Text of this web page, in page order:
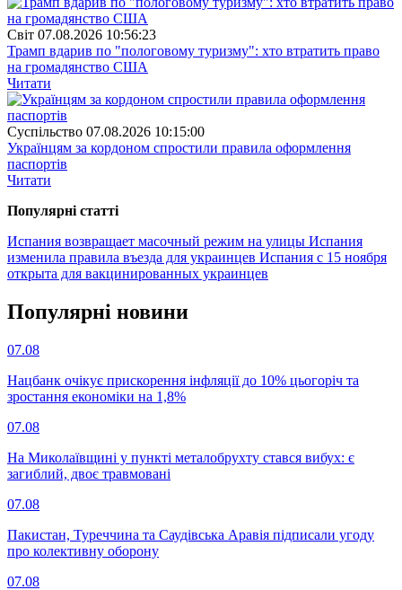
Свiт 07.08.2026 10:56:23
Трамп вдарив по "пологовому туризму": хто втратить право
на громадянство США
Читати
Суспiльство 07.08.2026 10:15:00
Українцям за кордоном спростили правила оформлення
паспортів
Читати
Популярнi статтi
Испания возвращает масочный режим на улицы Испания
изменила правила въезда для украинцев Испания с 15 ноября
открыта для вакцинированных украинцев
Популярнi новини
07.08
Нацбанк очікує прискорення інфляції до 10% цьогоріч та
зростання економіки на 1,8%
07.08
На Миколаївщині у пункті металобрухту стався вибух: є
загиблий, двоє травмовані
07.08
Пакистан, Туреччина та Саудівська Аравія підписали угоду
про колективну оборону
07.08